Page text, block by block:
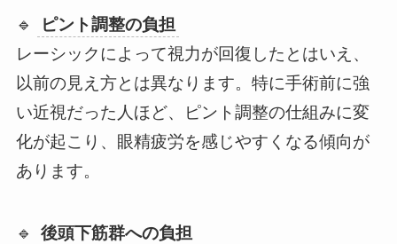
🔹
ピント調整の負担
レーシックによって視力が回復したとはいえ、
以前の見え方とは異なります。特に手術前に強
い近視だった人ほど、ピント調整の仕組みに変
化が起こり、眼精疲労を感じやすくなる傾向が
あります。
🔹
後頭下筋群への負担